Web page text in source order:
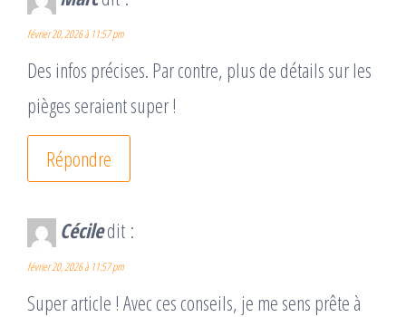
février 20, 2026 à 11:57 pm
Des infos précises. Par contre, plus de détails sur les
pièges seraient super !
Répondre
Céciledit :
février 20, 2026 à 11:57 pm
Super article ! Avec ces conseils, je me sens prête à